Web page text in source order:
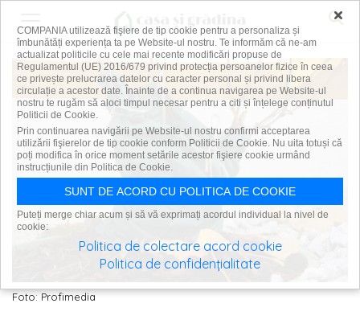
Foto: Profimedia
×
COMPANIA utilizează fişiere de tip cookie pentru a personaliza și
îmbunătăți experiența ta pe Website-ul nostru. Te informăm că ne-am
actualizat politicile cu cele mai recente modificări propuse de
Regulamentul (UE) 2016/679 privind protecția persoanelor fizice în ceea
ce privește prelucrarea datelor cu caracter personal și privind libera
circulație a acestor date. Înainte de a continua navigarea pe Website-ul
nostru te rugăm să aloci timpul necesar pentru a citi și înțelege conținutul
Politicii de Cookie.
Prin continuarea navigării pe Website-ul nostru confirmi acceptarea
utilizării fişierelor de tip cookie conform Politicii de Cookie. Nu uita totuși că
poți modifica în orice moment setările acestor fişiere cookie urmând
instrucțiunile din Politica de Cookie.
SUNT DE ACORD CU POLITICA DE COOKIE
Puteți merge chiar acum și să vă exprimați acordul individual la nivel de
cookie:
Politica de colectare acord cookie
Politica de confidențialitate